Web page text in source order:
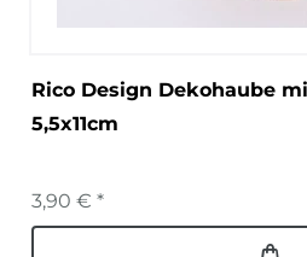
Rico Design Dekohaube
5,5x11cm
3,90 € *